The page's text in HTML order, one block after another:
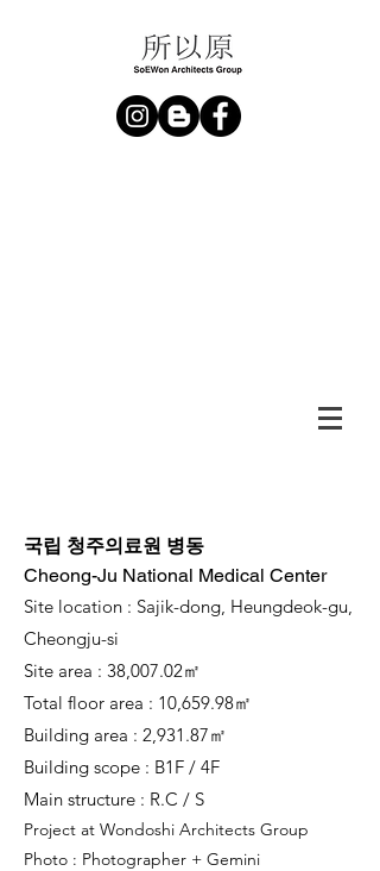
국립 청주의료원 병동
Cheong-Ju National Medical Center
Site location : Sajik-dong, Heungdeok-gu,
Cheongju-si
Site area : 38,007.02㎡
Total floor area : 10,659.98㎡
Building area : 2,931.87㎡
Building scope : B1F / 4F
Main structure : R.C / S
Project at Wondoshi Architects Group
Photo : Photographer + Gemini